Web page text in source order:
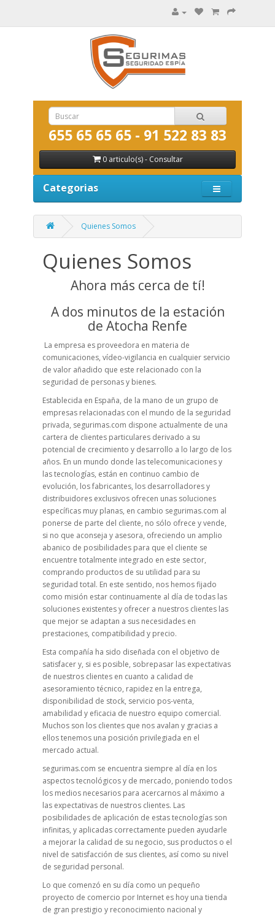
655 65 65 65 - 91 522 83 83
0 articulo(s) - Consultar
Categorias
Quienes Somos
Quienes Somos
Ahora más cerca de tí!
A dos minutos de la estación
de Atocha Renfe
La empresa es proveedora en materia de
comunicaciones, vídeo-vigilancia en cualquier servicio
de valor añadido que este relacionado con la
seguridad de personas y bienes.
Establecida en España, de la mano de un grupo de
empresas relacionadas con el mundo de la seguridad
privada, segurimas.com dispone actualmente de una
cartera de clientes particulares derivado a su
potencial de crecimiento y desarrollo a lo largo de los
años. En un mundo donde las telecomunicaciones y
las tecnologías, están en continuo cambio de
evolución, los fabricantes, los desarrolladores y
distribuidores exclusivos ofrecen unas soluciones
específicas muy planas, en cambio segurimas.com al
ponerse de parte del cliente, no sólo ofrece y vende,
si no que aconseja y asesora, ofreciendo un amplio
abanico de posibilidades para que el cliente se
encuentre totalmente integrado en este sector,
comprando productos de su utilidad para su
seguridad total. En este sentido, nos hemos fijado
como misión estar continuamente al día de todas las
soluciones existentes y ofrecer a nuestros clientes las
que mejor se adaptan a sus necesidades en
prestaciones, compatibilidad y precio.
Esta compañía ha sido diseñada con el objetivo de
satisfacer y, si es posible, sobrepasar las expectativas
de nuestros clientes en cuanto a calidad de
asesoramiento técnico, rapidez en la entrega,
disponibilidad de stock, servicio pos-venta,
amabilidad y eficacia de nuestro equipo comercial.
Muchos son los clientes que nos avalan y gracias a
ellos tenemos una posición privilegiada en el
mercado actual.
segurimas.com se encuentra siempre al día en los
aspectos tecnológicos y de mercado, poniendo todos
los medios necesarios para acercarnos al máximo a
las expectativas de nuestros clientes. Las
posibilidades de aplicación de estas tecnologías son
infinitas, y aplicadas correctamente pueden ayudarle
a mejorar la calidad de su negocio, sus productos o el
nivel de satisfacción de sus clientes, así como su nivel
de seguridad personal.
Lo que comenzó en su día como un pequeño
proyecto de comercio por Internet es hoy una tienda
de gran prestigio y reconocimiento nacional y